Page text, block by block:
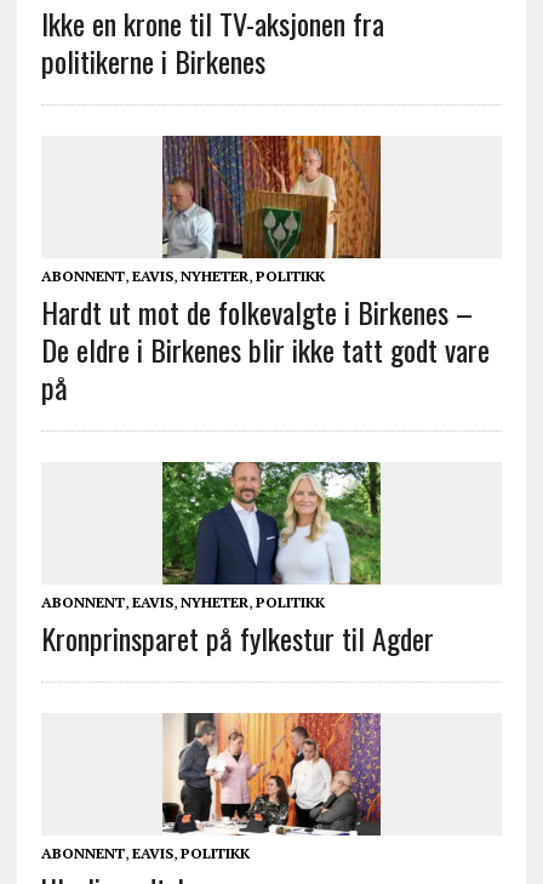
Ikke en krone til TV-aksjonen fra
politikerne i Birkenes
ABONNENT, EAVIS, NYHETER, POLITIKK
Hardt ut mot de folkevalgte i Birkenes –
De eldre i Birkenes blir ikke tatt godt vare
på
ABONNENT, EAVIS, NYHETER, POLITIKK
Kronprinsparet på fylkestur til Agder
ABONNENT, EAVIS, POLITIKK